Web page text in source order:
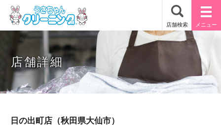
店舗詳細
日の出町店（秋田県大仙市）